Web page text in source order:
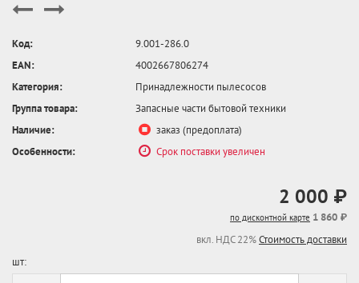
Код:
9.001-286.0
EAN:
4002667806274
Категория:
Принадлежности пылесосов
Группа товара:
Запасные части бытовой техники
Наличие:
заказ (предоплата)
Особенности:
Срок поставки увеличен
2 000 ₽
по дисконтной карте 1 860 ₽
вкл. НДС 22%Стоимость доставки
шт: